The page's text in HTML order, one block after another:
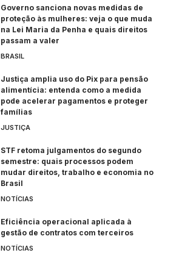
Governo sanciona novas medidas de
proteção às mulheres: veja o que muda
na Lei Maria da Penha e quais direitos
passam a valer
BRASIL
Justiça amplia uso do Pix para pensão
alimentícia: entenda como a medida
pode acelerar pagamentos e proteger
famílias
JUSTIÇA
STF retoma julgamentos do segundo
semestre: quais processos podem
mudar direitos, trabalho e economia no
Brasil
NOTÍCIAS
Eficiência operacional aplicada à
gestão de contratos com terceiros
NOTÍCIAS